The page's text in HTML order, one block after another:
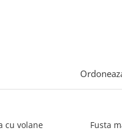
cu volane
Fusta